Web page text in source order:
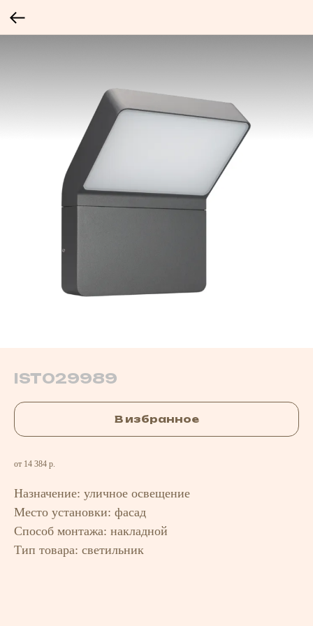
IST029989
В избранное
от 14 384 р.
Назначение: уличное освещение
Место установки: фасад
Способ монтажа: накладной
Тип товара: светильник